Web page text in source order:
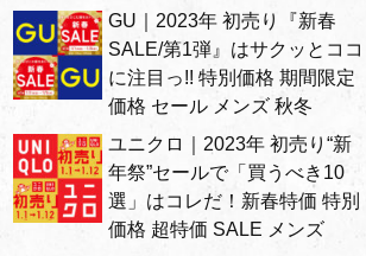
GU｜2023年 初売り『新春
SALE/第1弾』はサクッとココ
に注目っ!! 特別価格 期間限定
価格 セール メンズ 秋冬
ユニクロ｜2023年 初売り“新
年祭”セールで「買うべき10
選」はコレだ！新春特価 特別
価格 超特価 SALE メンズ